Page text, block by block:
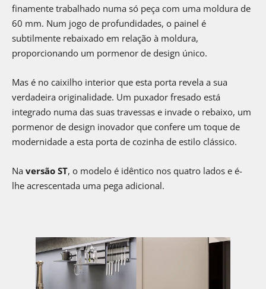
finamente trabalhado numa só peça com uma moldura de
60 mm. Num jogo de profundidades, o painel é
subtilmente rebaixado em relação à moldura,
proporcionando um pormenor de design único.
Mas é no caixilho interior que esta porta revela a sua
verdadeira originalidade. Um puxador fresado está
integrado numa das suas travessas e invade o rebaixo, um
pormenor de design inovador que confere um toque de
modernidade a esta porta de cozinha de estilo clássico.
Na versão ST, o modelo é idêntico nos quatro lados e é-
lhe acrescentada uma pega adicional.